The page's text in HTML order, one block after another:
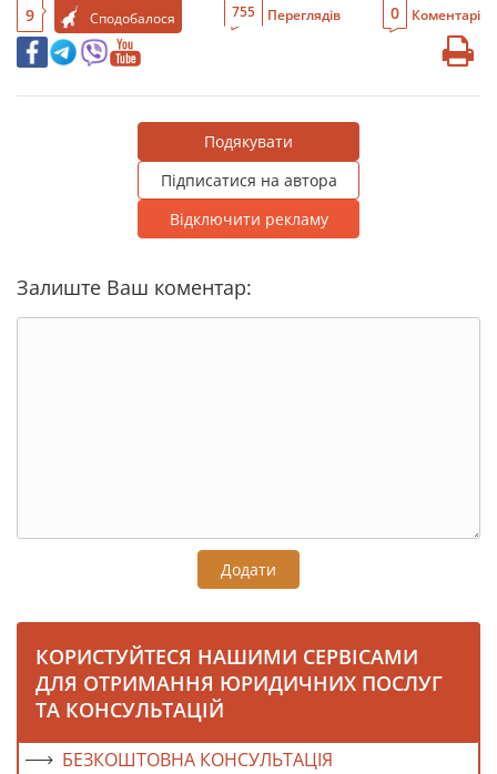
9 Сподобалося 755 Переглядів 0 Коментарі
Подякувати
Підписатися на автора
Відключити рекламу
Залиште Ваш коментар:
Додати
КОРИСТУЙТЕСЯ НАШИМИ СЕРВІСАМИ
ДЛЯ ОТРИМАННЯ ЮРИДИЧНИХ ПОСЛУГ
ТА КОНСУЛЬТАЦІЙ
БЕЗКОШТОВНА КОНСУЛЬТАЦІЯ